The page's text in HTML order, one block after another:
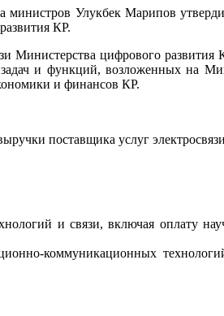
министров Улукбек Марипов
КР.
Министерства цифрового развития
и функций, возложенных на
и финансов КР.
поставщика услуг
и связи, включая оплату
коммуникационных